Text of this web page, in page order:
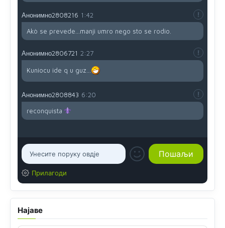
Анонимно2808216 1:42
Akò se prevede...manji umro nego sto se rodio.
Анонимно2806721 2:27
Kuniocu ide q u guz...
Анонимно2808843 6:20
reconquista
Прилагоди
Најаве